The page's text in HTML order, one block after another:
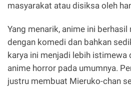
masyarakat atau disiksa oleh
Yang menarik, anime ini
dengan komedi dan bahkan
karya ini menjadi lebih istimewa
anime horror pada umumnya.
justru membuat Mieruko-chan